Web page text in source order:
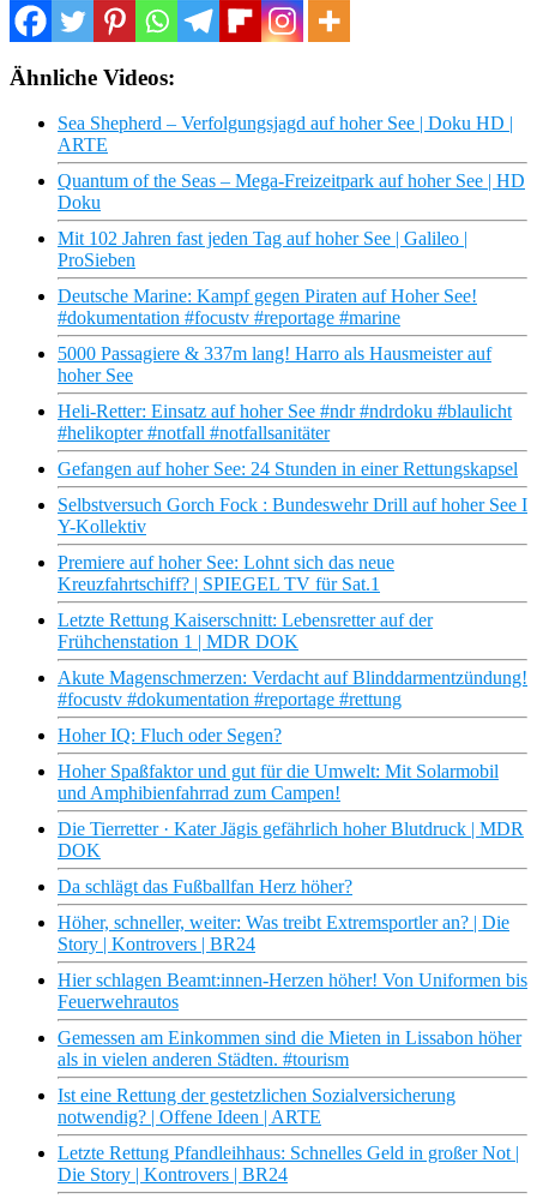
Ähnliche Videos:
Sea Shepherd – Verfolgungsjagd auf hoher See | Doku HD |
ARTE
Quantum of the Seas – Mega-Freizeitpark auf hoher See | HD
Doku
Mit 102 Jahren fast jeden Tag auf hoher See | Galileo |
ProSieben
Deutsche Marine: Kampf gegen Piraten auf Hoher See!
#dokumentation #focustv #reportage #marine
5000 Passagiere & 337m lang! Harro als Hausmeister auf
hoher See
Heli-Retter: Einsatz auf hoher See #ndr #ndrdoku #blaulicht
#helikopter #notfall #notfallsanitäter
Gefangen auf hoher See: 24 Stunden in einer Rettungskapsel
Selbstversuch Gorch Fock : Bundeswehr Drill auf hoher See I
Y-Kollektiv
Premiere auf hoher See: Lohnt sich das neue
Kreuzfahrtschiff? | SPIEGEL TV für Sat.1
Letzte Rettung Kaiserschnitt: Lebensretter auf der
Frühchenstation 1 | MDR DOK
Akute Magenschmerzen: Verdacht auf Blinddarmentzündung!
#focustv #dokumentation #reportage #rettung
Hoher IQ: Fluch oder Segen?
Hoher Spaßfaktor und gut für die Umwelt: Mit Solarmobil
und Amphibienfahrrad zum Campen!
Die Tierretter · Kater Jägis gefährlich hoher Blutdruck | MDR
DOK
Da schlägt das Fußballfan Herz höher?
Höher, schneller, weiter: Was treibt Extremsportler an? | Die
Story | Kontrovers | BR24
Hier schlagen Beamt:innen-Herzen höher! Von Uniformen bis
Feuerwehrautos
Gemessen am Einkommen sind die Mieten in Lissabon höher
als in vielen anderen Städten. #tourism
Ist eine Rettung der gestetzlichen Sozialversicherung
notwendig? | Offene Ideen | ARTE
Letzte Rettung Pfandleihhaus: Schnelles Geld in großer Not |
Die Story | Kontrovers | BR24